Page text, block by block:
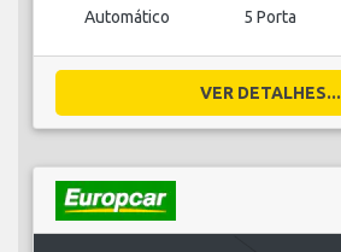
Automático 5 Porta
VER DETALHES...